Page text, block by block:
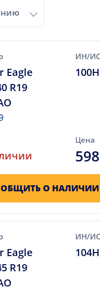
Eagle
R19
ИН/ИС
100H
Цена
О НАЛИЧИИ
Eagle
R19
ИН/ИС
104H